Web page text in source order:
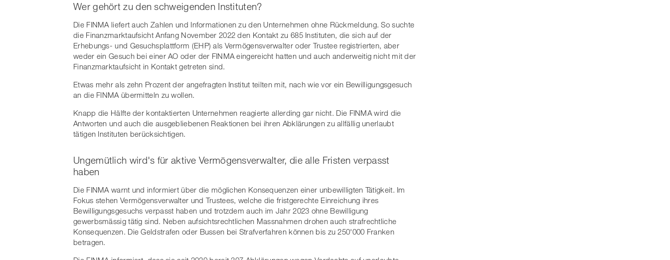
Wer gehört zu den schweigenden Instituten?
Die FINMA liefert auch Zahlen und Informationen zu den Unternehmen ohne Rückmeldung. So suchte
die Finanzmarktaufsicht Anfang November 2022 den Kontakt zu 685 Instituten, die sich auf der
Erhebungs- und Gesuchsplattform (EHP) als Vermögensverwalter oder Trustee registrierten, aber
weder ein Gesuch bei einer AO oder der FINMA eingereicht hatten und auch anderweitig nicht mit der
Finanzmarktaufsicht in Kontakt getreten sind.
Etwas mehr als zehn Prozent der angefragten Institut teilten mit, nach wie vor ein Bewilligungsgesuch
an die FINMA übermitteln zu wollen.
Knapp die Hälfte der kontaktierten Unternehmen reagierte allerding gar nicht. Die FINMA wird die
Antworten und auch die ausgebliebenen Reaktionen bei ihren Abklärungen zu allfällig unerlaubt
tätigen Instituten berücksichtigen.
Ungemütlich wird's für aktive Vermögensverwalter, die alle Fristen verpasst
haben
Die FINMA warnt und informiert über die möglichen Konsequenzen einer unbewilligten Tätigkeit. Im
Fokus stehen Vermögensverwalter und Trustees, welche die fristgerechte Einreichung ihres
Bewilligungsgesuchs verpasst haben und trotzdem auch im Jahr 2023 ohne Bewilligung
gewerbsmässig tätig sind. Neben aufsichtsrechtlichen Massnahmen drohen auch strafrechtliche
Konsequenzen. Die Geldstrafen oder Bussen bei Strafverfahren können bis zu 250'000 Franken
betragen.